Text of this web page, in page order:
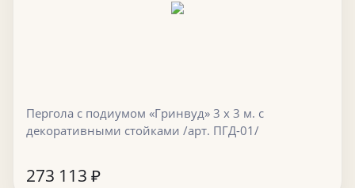
Пергола с подиумом «Гринвуд» 3 х 3 м. с
декоративными стойками /арт. ПГД-01/
273 113 ₽